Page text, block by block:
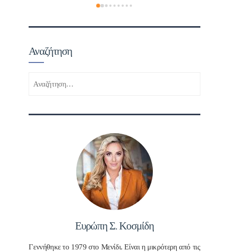
Αναζήτηση
Αναζήτηση
Ευρώπη Σ. Κοσμίδη
Γεννήθηκε το 1979 στο Μενίδι. Είναι η μικρότερη από τις